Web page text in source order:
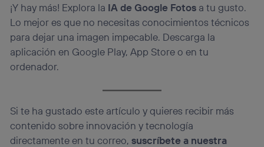
¡Y hay más! Explora la IA de Google Fotos a tu gusto.
Lo mejor es que no necesitas conocimientos técnicos
para dejar una imagen impecable. Descarga la
aplicación en Google Play, App Store o en tu
ordenador.
Si te ha gustado este artículo y quieres recibir más
contenido sobre innovación y tecnología
directamente en tu correo,suscríbete a nuestra